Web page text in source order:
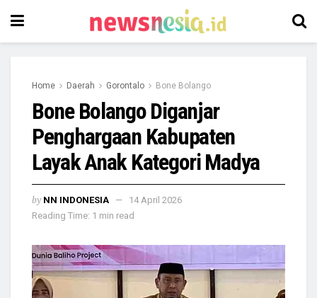
Home Daerah Gorontalo Bone Bolango
Bone Bolango Diganjar
Penghargaan Kabupaten
Layak Anak Kategori Madya
by NN INDONESIA
14 April 2026
Reading Time: 1 min read